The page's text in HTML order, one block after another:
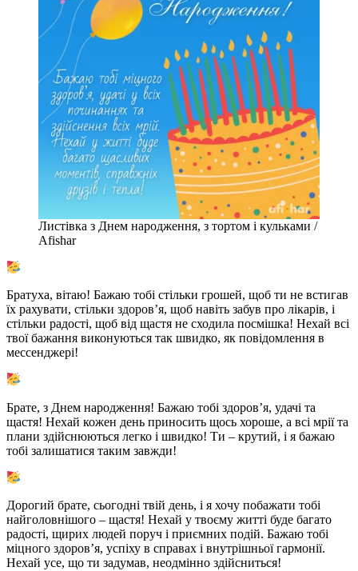
Листівка з Днем народження, з тортом і кульками /
Afishar
Братуха, вітаю! Бажаю тобі стільки грошей, щоб ти не встигав
їх рахувати, стільки здоров’я, щоб навіть забув про лікарів, і
стільки радості, щоб від щастя не сходила посмішка! Нехай всі
твої бажання виконуються так швидко, як повідомлення в
мессенджері!
Брате, з Днем народження! Бажаю тобі здоров’я, удачі та
щастя! Нехай кожен день приносить щось хороше, а всі мрії та
плани здійснюються легко і швидко! Ти – крутий, і я бажаю
тобі залишатися таким завжди!
Дорогий брате, сьогодні твій день, і я хочу побажати тобі
найголовнішого – щастя! Нехай у твоєму житті буде багато
радості, щирих людей поруч і приємних подій. Бажаю тобі
міцного здоров’я, успіху в справах і внутрішньої гармонії.
Нехай усе, що ти задумав, неодмінно здійсниться!